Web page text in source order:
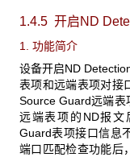
1.4.5 开启ND
1. 功能简介
设备开启ND
表项和远端表项对接
Source Guard远端表
远端表项的ND报文
Guard表项接口信息
端口匹配检查功能后